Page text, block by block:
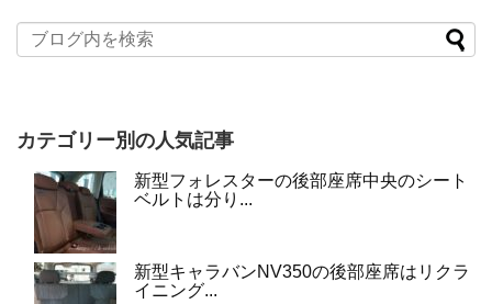
カテゴリー別の人気記事
新型フォレスターの後部座席中央のシート
ベルトは分り...
新型キャラバンNV350の後部座席はリクラ
イニング...